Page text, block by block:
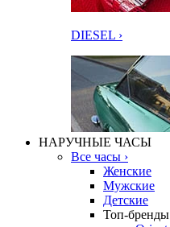
DIESEL ›
НАРУЧНЫЕ ЧАСЫ
Все часы ›
Женские
Мужские
Детские
Топ-бренды